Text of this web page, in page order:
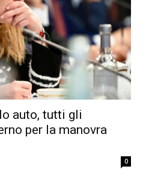
auto, tutti gli
per la manovra
0